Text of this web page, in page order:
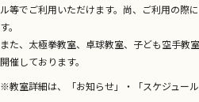
ル等でご利用いただけます。尚、ご利用の際
す。
また、太極拳教室、卓球教室、子ども空手教
開催しております。
※教室詳細は、「お知らせ」・「スケジュール